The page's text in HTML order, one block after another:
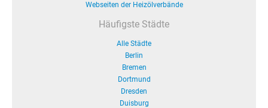
Webseiten der Heizölverbände
Häufigste Städte
Alle Städte
Berlin
Bremen
Dortmund
Dresden
Duisburg